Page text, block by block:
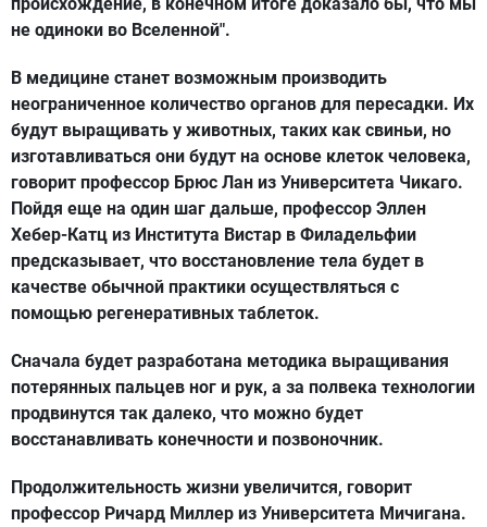
не одиноки во Вселенной".
В медицине станет возможным производить
неограниченное количество органов для пересадки. Их
будут выращивать у животных, таких как свиньи, но
изготавливаться они будут на основе клеток человека,
говорит профессор Брюс Лан из Университета Чикаго.
Пойдя еще на один шаг дальше, профессор Эллен
Хебер-Катц из Института Вистар в Филадельфии
предсказывает, что восстановление тела будет в
качестве обычной практики осуществляться с
помощью регенеративных таблеток.
Сначала будет разработана методика выращивания
потерянных пальцев ног и рук, а за полвека технологии
продвинутся так далеко, что можно будет
восстанавливать конечности и позвоночник.
Продолжительность жизни увеличится, говорит
профессор Ричард Миллер из Университета Мичигана.